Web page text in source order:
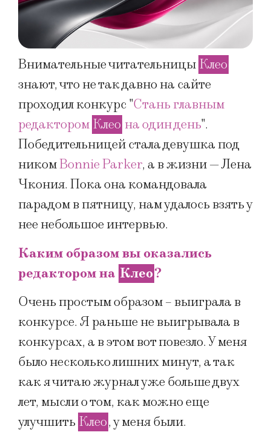
Внимательные читательницы Клео
знают, что не так давно на сайте
проходил конкурс "Стань главным
редактором Клео на один день".
Победительницей стала девушка под
никомBonnie Parker, а в жизни — Лена
Чкония. Пока она командовала
парадом в пятницу, нам удалось взять у
нее небольшое интервью.
Каким образом вы оказались
редактором на Клео?
Очень простым образом – выиграла в
конкурсе. Я раньше не выигрывала в
конкурсах, а в этом вот повезло. У меня
было несколько лишних минут, а так
как я читаю журнал уже больше двух
лет, мысли о том, как можно еще
улучшить Клео, у меня были.